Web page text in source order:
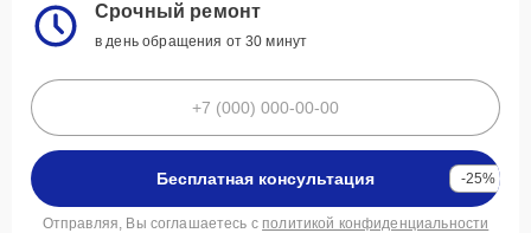
Срочный ремонт
в день обращения от 30 минут
Бесплатная консультация -25%
Отправляя, Вы соглашаетесь с политикой конфиденциальности